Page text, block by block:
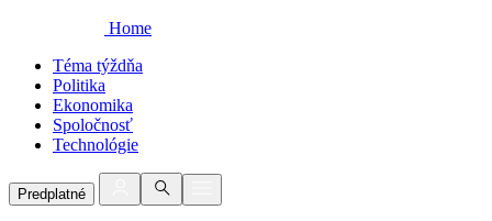
Home
Téma týždňa
Politika
Ekonomika
Spoločnosť
Technológie
Predplatné